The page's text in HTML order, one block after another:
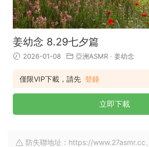
姜幼念 8.29七夕篇
2026-01-08 亞洲ASMR · 姜幼念
僅限VIP下載，請先 登錄
立即下載
防失聯地址：https://www.27asmr.cc、